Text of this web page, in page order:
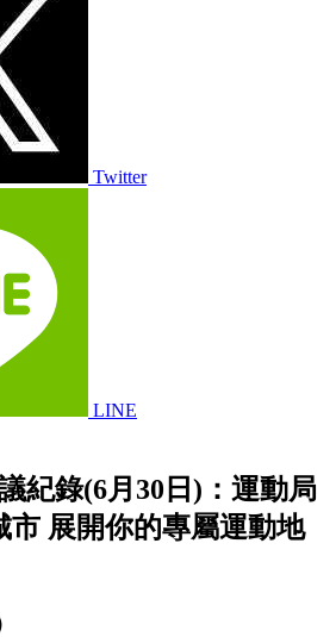
Twitter
LINE
紀錄(6月30日)：運動局
市 展開你的專屬運動地